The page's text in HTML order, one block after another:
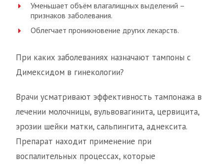
Уменьшает объём влагалищных выделений –
признаков заболевания.
Облегчает проникновение других лекарств.
При каких заболеваниях назначают тампоны с
Димексидом в гинекологии?
Врачи усматривают эффективность тампонажа в
лечении молочницы, вульвовагинита, цервицита,
эрозии шейки матки, сальпингита, аднексита.
Препарат находит применение при
воспалительных процессах, которые